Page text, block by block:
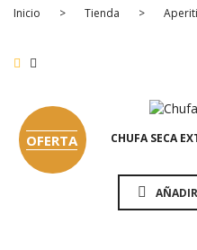
Legumbres y Semillas
PREGUNTAS
CONTACTO
Inicio > Tienda >
OFERTA CHUFA SECA